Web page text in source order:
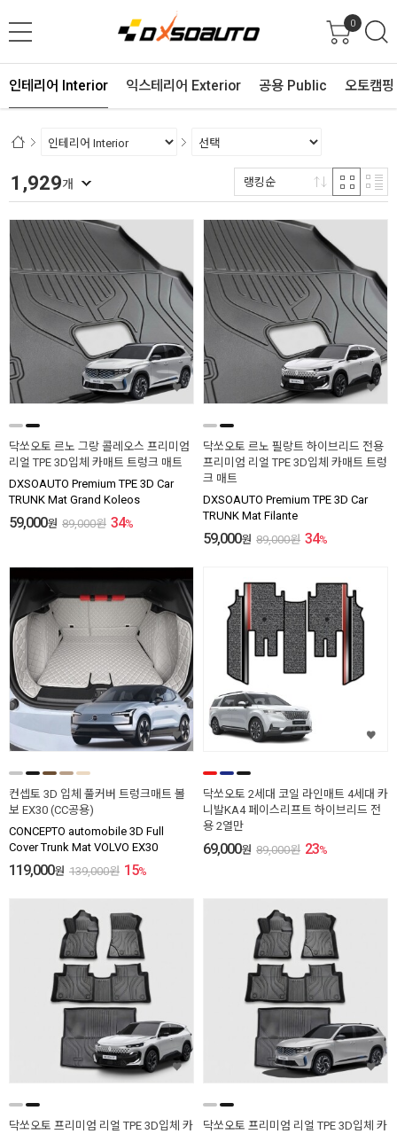
0
인테리어 Interior 익스테리어 Exterior 공용 Public 오토캠
1,929개 랭킹순
닥쏘오토 르노 그랑 콜레오스 프리미엄
리얼 TPE 3D입체 카매트 트렁크 매트
DXSOAUTO Premium TPE 3D Car
TRUNK Mat Grand Koleos
59,000원 89,000원 34%
닥쏘오토 르노 필랑트 하이브리드 전용
프리미엄 리얼 TPE 3D입체 카매트 트렁
크 매트
DXSOAUTO Premium TPE 3D Car
TRUNK Mat Filante
59,000원 89,000원 34%
컨셉토 3D 입체 풀커버 트렁크매트 볼
보 EX30 (CC공용)
CONCEPTO automobile 3D Full
Cover Trunk Mat VOLVO EX30
119,000원 139,000원 15%
닥쏘오토 2세대 코일 라인매트 4세대 카
니발KA4 페이스리프트 하이브리드 전
용 2열만
69,000원 89,000원 23%
닥쏘오토 프리미엄 리얼 TPE 3D입체 카
닥쏘오토 프리미엄 리얼 TPE 3D입체 카